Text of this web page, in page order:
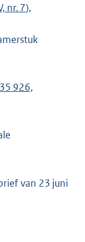
nr. 7),
35 926,
van 23 juni